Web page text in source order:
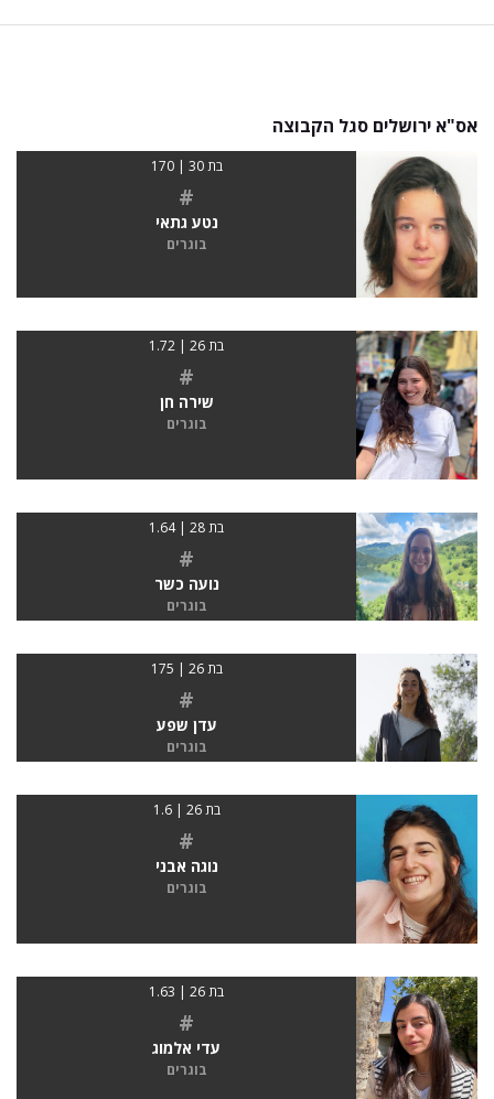
אס"א ירושלים סגל הקבוצה
בת 30 | 170
#
נטע גתאי
בוגרים
בת 26 | 1.72
#
שירה חן
בוגרים
בת 28 | 1.64
#
נועה כשר
בוגרים
בת 26 | 175
#
עדן שפע
בוגרים
בת 26 | 1.6
#
נוגה אבני
בוגרים
בת 26 | 1.63
#
עדי אלמוג
בוגרים